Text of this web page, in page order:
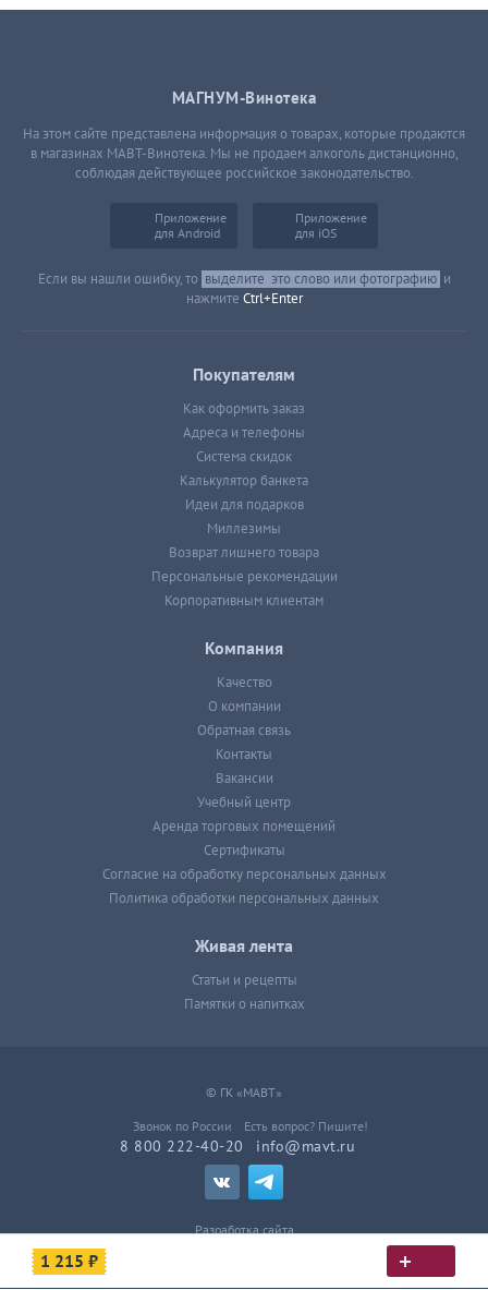
1 215 ₽
МАГНУМ-Винотека
На этом сайте представлена информация о товарах, которые продаются
в магазинах МАВТ-Винотека. Мы не продаем алкоголь дистанционно,
соблюдая действующее российское законодательство.
Приложение
для Android
Приложение
для iOS
Если вы нашли ошибку, то выделите это слово или фотографию и
нажмите Ctrl+Enter
Покупателям
Как оформить заказ
Адреса и телефоны
Система скидок
Калькулятор банкета
Идеи для подарков
Миллезимы
Возврат лишнего товара
Персональные рекомендации
Корпоративным клиентам
Компания
Качество
О компании
Обратная связь
Контакты
Вакансии
Учебный центр
Аренда торговых помещений
Сертификаты
Согласие на обработку персональных данных
Политика обработки персональных данных
Живая лента
Статьи и рецепты
Памятки о напитках
© ГК «МАВТ»
Звонок по России
8 800 222-40-20
Есть вопрос? Пишите!
info@mavt.ru
Разработка сайта